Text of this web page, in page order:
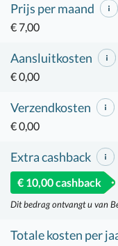
Prijs per maand
€ 7,00
Aansluitkosten
€ 0,00
Verzendkosten
€ 0,00
Extra cashback
€ 10,00 cashback
Dit bedrag ontvangt u van
Totale kosten per